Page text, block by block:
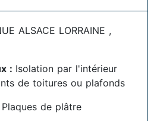
ALSACE LORRAINE ,
: Isolation par l'intérieur
de toitures ou plafonds
Plaques de plâtre